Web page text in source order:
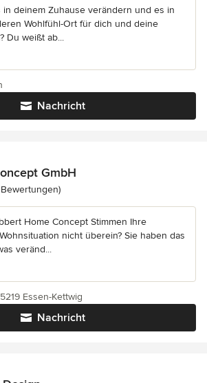
in deinem Zuhause verändern und es in
Wohlfühl-Ort für dich und deine
Du weißt ab...
Nachricht
GmbH
5 von 5 Sternen
Home Concept Stimmen Ihre
nicht überein? Sie haben das
veränd...
Nachricht
Essen-Kettwig